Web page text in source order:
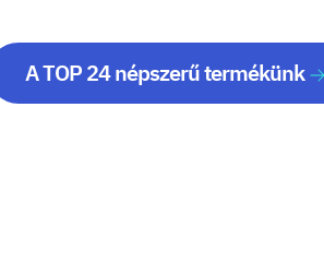
A TOP 24 népszerű termékünk